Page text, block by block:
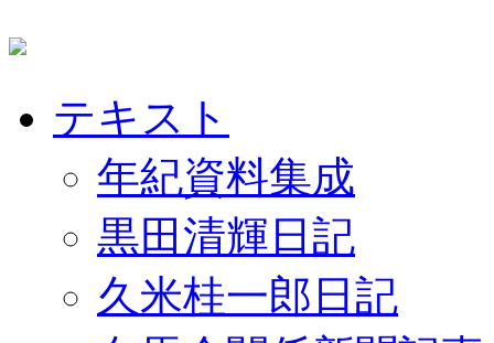
テキスト
年紀資料集成
黒田清輝日記
久米桂一郎日記